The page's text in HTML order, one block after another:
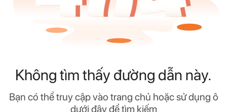
Không tìm thấy đường dẫn này.
Bạn có thể truy cập vào trang chủ hoặc sử dụng ô
dưới đây để tìm kiếm